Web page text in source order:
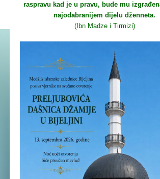
raspravu kad je u pravu, bude mu
najodabranijem dijelu dženneta.
(Ibn Madze i Tirmizi)